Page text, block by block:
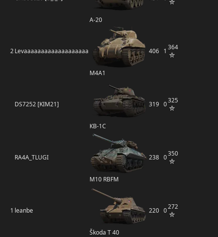
А-20
2Levaaaaaaaaaaaaaaaaaaa
M4A1
406 1 364
DS7252 [KIM21]
КВ-1С
319 0325
RA4A_TLUGI
M10 RBFM
238 0350
1 leanbe
Škoda T 40
220 0272